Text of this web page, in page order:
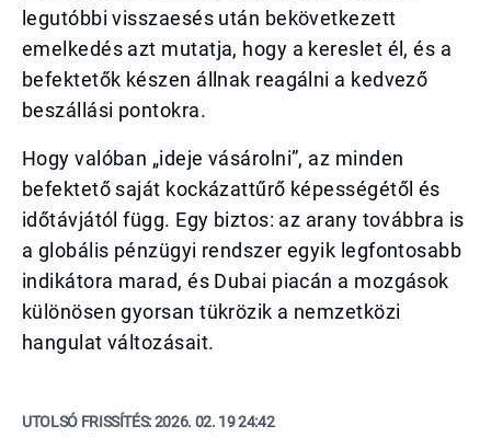
legutóbbi visszaesés után bekövetkezett
emelkedés azt mutatja, hogy a kereslet él, és a
befektetők készen állnak reagálni a kedvező
beszállási pontokra.
Hogy valóban „ideje vásárolni”, az minden
befektető saját kockázattűrő képességétől és
időtávjától függ. Egy biztos: az arany továbbra is
a globális pénzügyi rendszer egyik legfontosabb
indikátora marad, és Dubai piacán a mozgások
különösen gyorsan tükrözik a nemzetközi
hangulat változásait.
UTOLSÓ FRISSÍTÉS:2026. 02. 19 24:42